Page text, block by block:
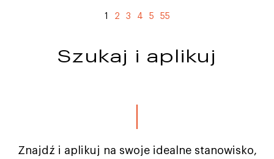
1 2 3 4 5 55
Szukaj i aplikuj
Znajdź i aplikuj na swoje idealne stanowisko,